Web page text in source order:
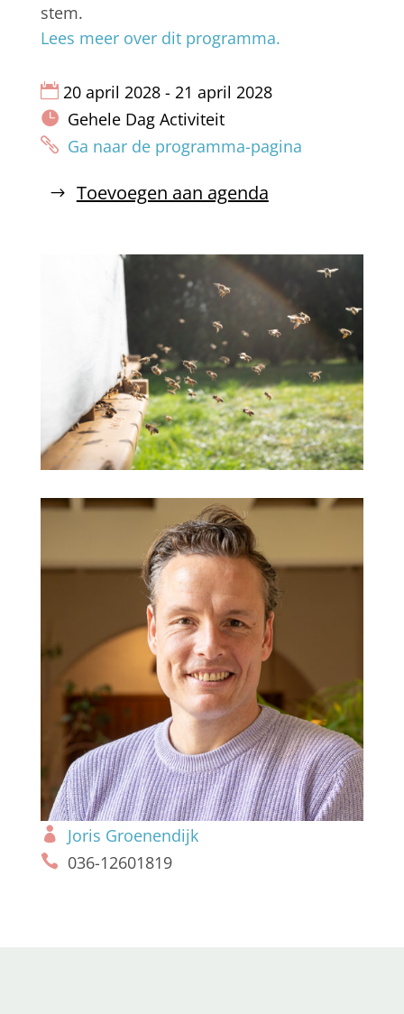
stem.
Lees meer over dit programma.
20 april 2028 - 21 april 2028
Gehele Dag Activiteit
Ga naar de programma-pagina
Toevoegen aan agenda
Joris Groenendijk
036-12601819